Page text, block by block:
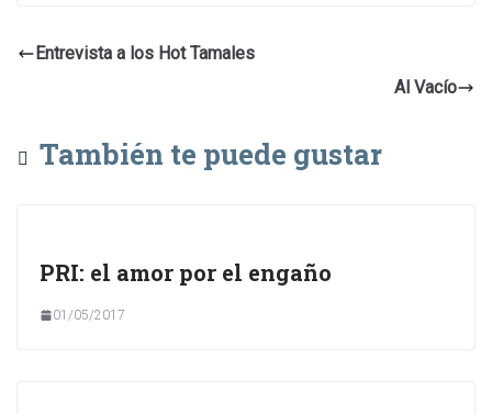
Entrevista a los Hot Tamales
Al Vacío
También te puede gustar
PRI: el amor por el engaño
01/05/2017